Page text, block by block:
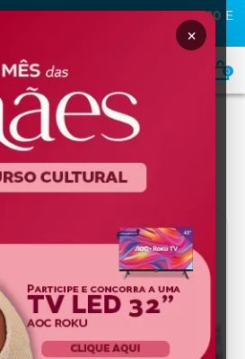
MAFRA? USE O CUPOMMAFRA10 E
0
×